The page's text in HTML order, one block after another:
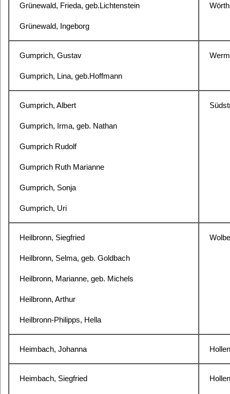
Grünewald, Frieda, geb.Lichtenstein
Grünewald, Ingeborg
Gumprich, Gustav
Gumprich, Lina, geb.Hoffmann
Gumprich, Albert
Gumprich, Irma, geb. Nathan
Gumprich Rudolf
Gumprich Ruth Marianne
Gumprich, Sonja
Gumprich, Uri
Heilbronn, Siegfried
Heilbronn, Selma, geb. Goldbach
Heilbronn, Marianne, geb. Michels
Heilbronn, Arthur
Heilbronn-Philipps, Hella
Heimbach, Johanna
Heimbach, Siegfried